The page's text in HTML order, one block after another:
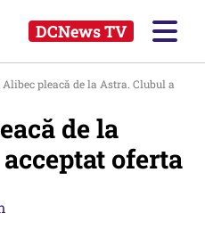
DCNews TV
Alibec pleacă de la Astra. Clubul a
de la
oferta